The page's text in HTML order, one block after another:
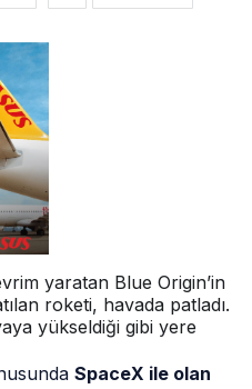
yaratan Blue Origin’in
roketi, havada patladı.
yükseldiği gibi yere
SpaceX ile olan